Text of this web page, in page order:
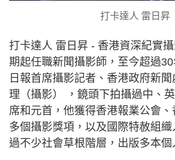
打卡達人 雷日昇
打卡達人 雷日昇 - 香港資深紀實
期起任職新聞攝影師，至今超過
日報首席攝影記者、香港政府新
理（攝影） ，鏡頭下拍攝過中、
席和元首，他獲得香港報業公會
多個攝影獎項，以及國際特赦組
過不少社會草根階層，出版多本個